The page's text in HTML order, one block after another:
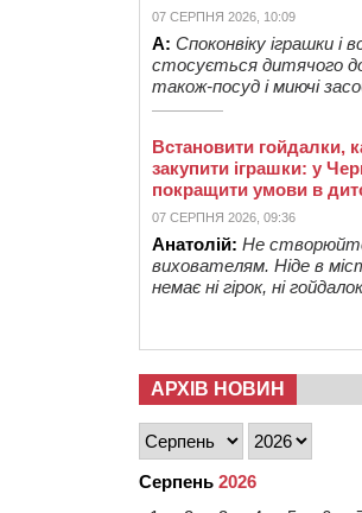
07 СЕРПНЯ 2026, 10:09
А: Споконвіку іграшки і
стосується дитячого
також-посуд і миючі
Встановити гойдалки,
закупити іграшки: у
покращити умови в
07 СЕРПНЯ 2026, 09:36
Анатолій: Не
вихователям. Ніде в
немає ні гірок, ні
АРХІВ НОВИН
Серпень 2026